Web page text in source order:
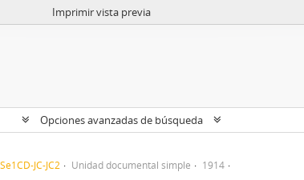
Imprimir vista previa
Opciones avanzadas de búsqueda
JC-JC2 Unidad documental simple
1914